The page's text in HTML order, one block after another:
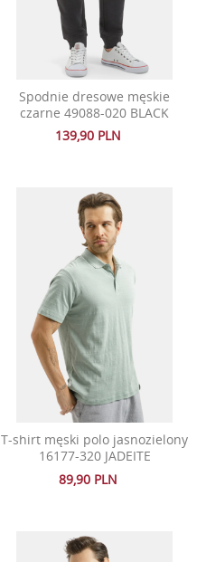
Spodnie dresowe męskie
czarne 49088-020 BLACK
139,90 PLN
T-shirt męski polo jasnozielony
16177-320 JADEITE
89,90 PLN